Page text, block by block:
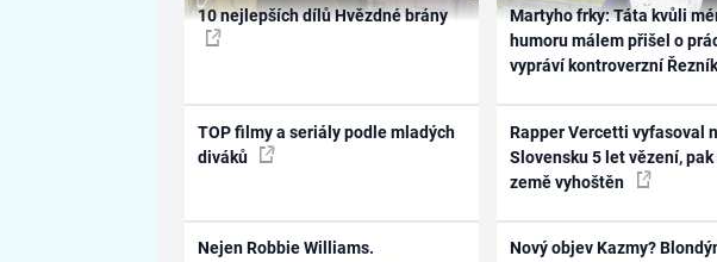
10 nejlepších dílů Hvězdné brány
TOP filmy a seriály podle mladých
diváků
Nejen Robbie Williams.
Martyho frky: Táta kvůli
humoru málem přišel o
vypráví kontroverzní Řezník
Rapper Vercetti vyfasoval
Slovensku 5 let vězení, pak
země vyhoštěn
Nový objev Kazmy?